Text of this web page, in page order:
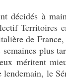
décidés à
Territoires
de
plus
méritent
le